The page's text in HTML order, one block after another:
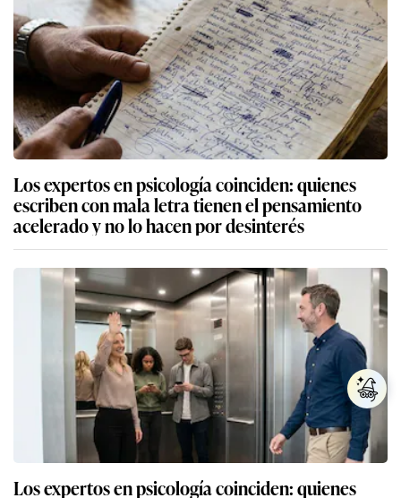
Los expertos en psicología coinciden: quienes
escriben con mala letra tienen el pensamiento
acelerado y no lo hacen por desinterés
Los expertos en psicología coinciden: quienes